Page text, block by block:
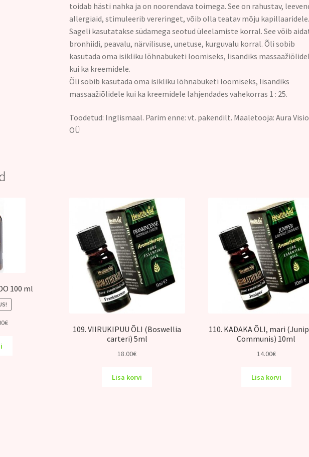
toidab hästi nahka ja on noorendava toimega. See on rahustav,
allergiaid, stimuleerib vereringet, võib olla teatav mõju kapillaaridele.
Sageli kasutatakse südamega seotud üleelamiste korral. See võib
bronhiidi, peavalu, närvilisuse, unetuse, kurguvalu korral. Õli sobib
kasutada oma isikliku lõhnabuketi loomiseks, lisandiks
kui ka kreemidele.
Õli sobib kasutada oma isikliku lõhnabuketi loomiseks, lisandiks
massaažiõlidele kui ka kreemidele lahjendades vahekorras 1 : 25.
Toodetud: Inglismaal. Parim enne: vt. pakendilt. Maaletooja: Aura
OÜ
100 ml
€Praegune
109. VIIRUKIPUU ÕLI (Boswellia
carteri) 5ml
18.00€
Lisa korvi
110. KADAKA ÕLI, mari
Communis) 10ml
14.00€
Lisa korvi